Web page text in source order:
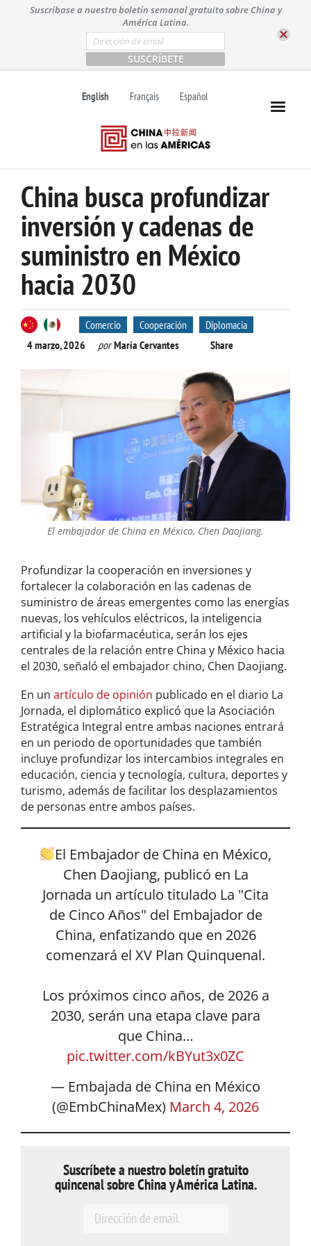
t
Suscríbase a nuestro boletín semanal gratuito sobre China y
América Latina.
E
m
a
i
*
English Français Español
China busca profundizar
inversión y cadenas de
suministro en México
hacia 2030
Comercio Cooperación
Diplomacia
4 marzo, 2026
porMaría Cervantes Share
El embajador de China en México, Chen Daojiang.
Profundizar la cooperación en inversiones y
fortalecer la colaboración en las cadenas de
suministro de áreas emergentes como las energías
nuevas, los vehículos eléctricos, la inteligencia
artificial y la biofarmacéutica, serán los ejes
centrales de la relación entre China y México hacia
el 2030, señaló el embajador chino, Chen Daojiang.
En un artículo de opinión publicado en el diario La
Jornada, el diplomático explicó que la Asociación
Estratégica Integral entre ambas naciones entrará
en un periodo de oportunidades que también
incluye profundizar los intercambios integrales en
educación, ciencia y tecnología, cultura, deportes y
turismo, además de facilitar los desplazamientos
de personas entre ambos países.
El Embajador de China en México,
Chen Daojiang, publicó en La
Jornada un artículo titulado La "Cita
de Cinco Años" del Embajador de
China, enfatizando que en 2026
comenzará el XV Plan Quinquenal.
Los próximos cinco años, de 2026 a
2030, serán una etapa clave para
que China…
pic.twitter.com/kBYut3x0ZC
— Embajada de China en México
(@EmbChinaMex) March 4, 2026
Suscríbete a nuestro boletín gratuito
quincenal sobre China y América Latina.